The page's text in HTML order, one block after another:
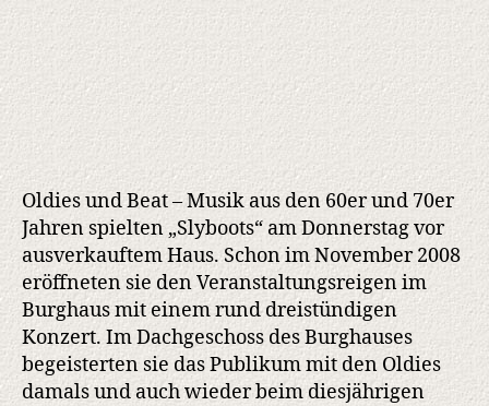
Oldies und Beat – Musik aus den 60er und 70er
Jahren spielten „Slyboots“ am Donnerstag vor
ausverkauftem Haus. Schon im November 2008
eröffneten sie den Veranstaltungsreigen im
Burghaus mit einem rund dreistündigen
Konzert. Im Dachgeschoss des Burghauses
begeisterten sie das Publikum mit den Oldies
damals und auch wieder beim diesjährigen